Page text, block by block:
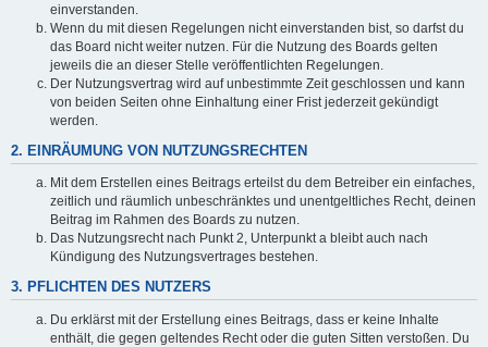
einverstanden.
Wenn du mit diesen Regelungen nicht einverstanden bist, so darfst du
das Board nicht weiter nutzen. Für die Nutzung des Boards gelten
jeweils die an dieser Stelle veröffentlichten Regelungen.
Der Nutzungsvertrag wird auf unbestimmte Zeit geschlossen und kann
von beiden Seiten ohne Einhaltung einer Frist jederzeit gekündigt
werden.
2. EINRÄUMUNG VON NUTZUNGSRECHTEN
Mit dem Erstellen eines Beitrags erteilst du dem Betreiber ein einfaches,
zeitlich und räumlich unbeschränktes und unentgeltliches Recht, deinen
Beitrag im Rahmen des Boards zu nutzen.
Das Nutzungsrecht nach Punkt 2, Unterpunkt a bleibt auch nach
Kündigung des Nutzungsvertrages bestehen.
3. PFLICHTEN DES NUTZERS
Du erklärst mit der Erstellung eines Beitrags, dass er keine Inhalte
enthält, die gegen geltendes Recht oder die guten Sitten verstoßen. Du